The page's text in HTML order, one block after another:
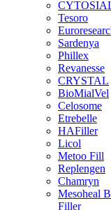
Tesoro
Sardenya
Phillex
Revanesse
CRYSTAL
BioMialVel
Celosome
Etrebelle
HAFiller
Licol
Metoo Fill
Replengen
Chamryn
Mesoheal
Filler